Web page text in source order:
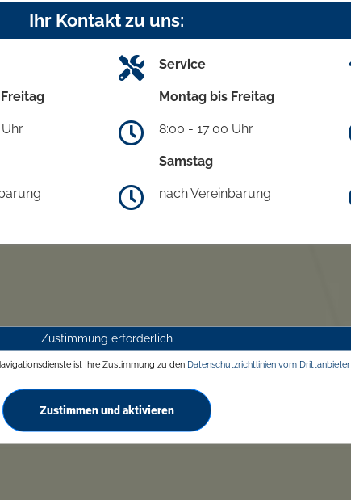
Ihr Kontakt zu uns:
Service
Montag bis Freitag
8:00 - 17:00 Uhr
Samstag
nach Vereinbarung
Zustimmung erforderlich
ist Ihre Zustimmung zu den Datenschutzrichtlinien vom Drittanbieter
Zustimmen und aktivieren